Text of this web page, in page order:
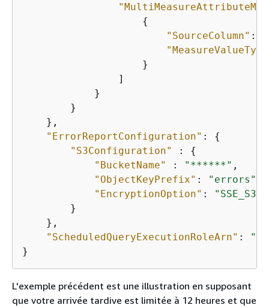
{
"SourceColumn" :
                    }
                ]
            }
        }
    },
"ErrorReportConfiguration" : {
"S3Configuration"
: {
"BucketName"
: "******" ,
"ObjectKeyPrefix" : "errors"
"EncryptionOption" :
"SSE_S3"
        }
    },
"ScheduledQueryExecutionRoleArn" :
}
L'exemple précédent est une illustration en supposant
que votre arrivée tardive est limitée à 12 heures et que